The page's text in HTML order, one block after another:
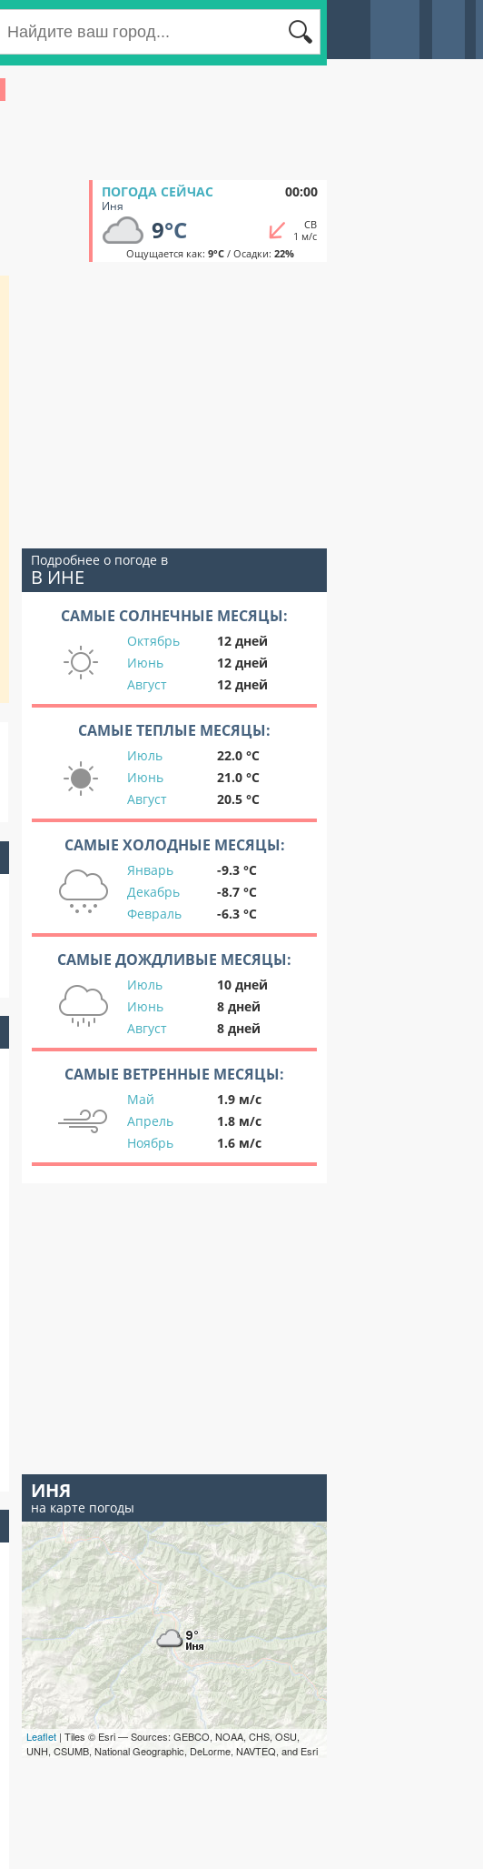
ПОГОДА СЕЙЧАС 00:00
Иня
9°C
СВ
1 м/с
Ощущается как: 9°C/ Осадки: 22%
Подробнее о погоде в
В ИНЕ
САМЫЕ СОЛНЕЧНЫЕ МЕСЯЦЫ:
Октябрь
12 дней
Июнь
12 дней
Август
12 дней
САМЫЕ ТЕПЛЫЕ МЕСЯЦЫ:
Июль
22.0 °C
Июнь
21.0 °C
Август
20.5 °C
САМЫЕ ХОЛОДНЫЕ МЕСЯЦЫ:
Январь
-9.3 °C
Декабрь
-8.7 °C
Февраль
-6.3 °C
САМЫЕ ДОЖДЛИВЫЕ МЕСЯЦЫ:
Июль
10 дней
Июнь
8 дней
Август
8 дней
САМЫЕ ВЕТРЕННЫЕ МЕСЯЦЫ:
Май
1.9 м/с
Апрель
1.8 м/с
Ноябрь
1.6 м/с
ИНЯ
на карте погоды
Leaflet | Tiles © Esri — Sources: GEBCO, NOAA, CHS, OSU,
UNH, CSUMB, National Geographic, DeLorme, NAVTEQ, and Esri